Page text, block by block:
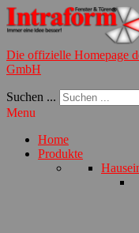
Die offizielle Homepage
GmbH
Suchen ...
Menu
Home
Produkte